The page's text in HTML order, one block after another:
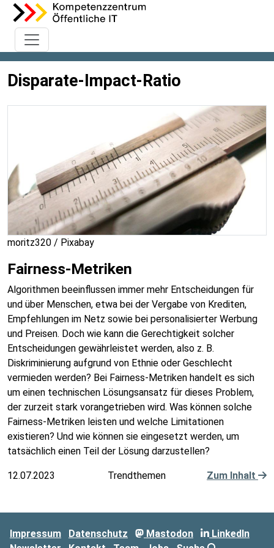
Disparate-Impact-Ratio
moritz320 / Pixabay
Fairness-Metriken
Algorithmen beeinflussen immer mehr Entscheidungen für
und über Menschen, etwa bei der Vergabe von Krediten,
Empfehlungen im Netz sowie bei personalisierter Werbung
und Preisen. Doch wie kann die Gerechtigkeit solcher
Entscheidungen gewährleistet werden, also z. B.
Diskriminierung aufgrund von Ethnie oder Geschlecht
vermieden werden? Bei Fairness-Metriken handelt es sich
um einen technischen Lösungsansatz für dieses Problem,
der zurzeit stark vorangetrieben wird. Was können solche
Fairness-Metriken leisten und welche Limitationen
existieren? Und wie können sie eingesetzt werden, um
tatsächlich einen Teil der Lösung darzustellen?
12.07.2023 Trendthemen Zum Inhalt
Impressum Datenschutz Mastodon
LinkedIn